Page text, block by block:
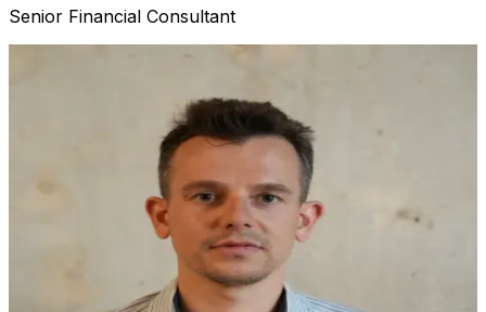
Senior Financial Consultant